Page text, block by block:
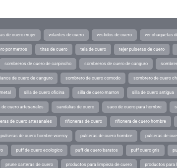
de cuero mujer volantes de cuero vestidos de cuero ver chaquetas
por metros tiras de cuero tela de cuero tejer pulseras de cuero
sombreros de cuero de carpincho sombreros de cuero de canguro
de cuero de canguro sombrero de cuero comodo sombrero de cuero
silla de cuero oficina silla de cuero marron silla de cuero antigua
de cuero artesanales sandalias de cuero saco de cuero para hombre
de cuero artesanales riñoneras de cuero riñonera de cuero hombre
pulseras de cuero hombre viceroy pulseras de cuero hombre pulseras de
puff de cuero ecologico puff de cuero baratos puff cuero gris
prune carteras de cuero productos para limpieza de cuero productos para